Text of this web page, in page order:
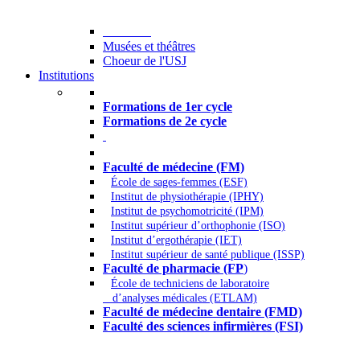
Musées et théâtres
Choeur de l'USJ
Institutions
Formations de 1er cycle
Formations de 2e cycle
Faculté de médecine (FM)
École de sages-femmes (ESF)
Institut de physiothérapie (IPHY)
Institut de psychomotricité (IPM)
Institut supérieur d’orthophonie (ISO)
Institut d’ergothérapie (IET)
Institut supérieur de santé publique (ISSP)
Faculté de pharmacie (FP)
École de techniciens de laboratoire
d’analyses médicales (ETLAM)
Faculté de médecine dentaire (FMD)
Faculté des sciences infirmières (FSI)